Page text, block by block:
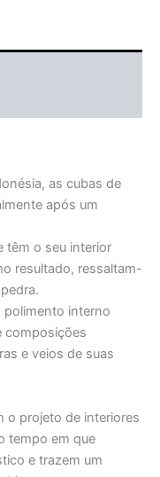
as cubas de
após um
têm o seu interior
resultado, ressaltam-
polimento interno
composições
e veios de suas
o projeto de interiores
tempo em que
e trazem um